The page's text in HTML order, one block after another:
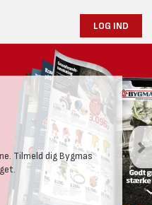
LOG IND
til den nysgerrige